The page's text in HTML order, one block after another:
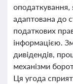
оподаткування,
адаптована до
податкових
інформацією.
дивідендів,
механізми
Ця угода